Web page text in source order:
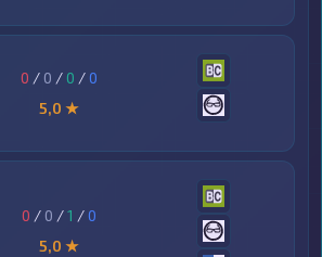
0 / 0 / 0 /0
5,0 ★
0 / 0 /1 /0
5,0 ★